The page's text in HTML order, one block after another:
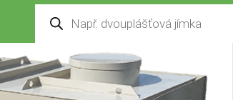
Products
search